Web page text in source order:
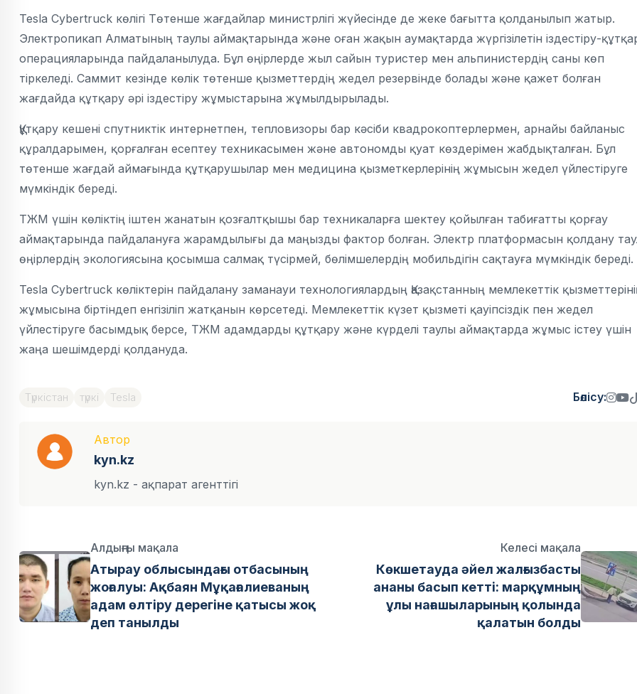
Tesla Cybertruck көлігі Төтенше жағдайлар министрлігі жүйесінде де жеке бағытта қолданылып жатыр.
Электропикап Алматының таулы аймақтарында және оған жақын аумақтарда жүргізілетін іздестіру-
операцияларында пайдаланылуда. Бұл өңірлерде жыл сайын туристер мен альпинистердің саны көп
тіркеледі. Саммит кезінде көлік төтенше қызметтердің жедел резервінде болады және қажет болған
жағдайда құтқару әрі іздестіру жұмыстарына жұмылдырылады.
Құтқару кешені спутниктік интернетпен, тепловизоры бар кәсіби квадрокоптерлермен, арнайы байланыс
құралдарымен, қорғалған есептеу техникасымен және автономды қуат көздерімен жабдықталған. Бұл
төтенше жағдай аймағында құтқарушылар мен медицина қызметкерлерінің жұмысын жедел үйлестіруге
мүмкіндік береді.
ТЖМ үшін көліктің іштен жанатын қозғалтқышы бар техникаларға шектеу қойылған табиғатты қорғау
аймақтарында пайдалануға жарамдылығы да маңызды фактор болған. Электр платформасын қолдану
өңірлердің экологиясына қосымша салмақ түсірмей, бөлімшелердің мобильдігін сақтауға мүмкіндік береді.
Tesla Cybertruck көліктерін пайдалану заманауи технологиялардың Қазақстанның мемлекеттік
жұмысына біртіндеп енгізіліп жатқанын көрсетеді. Мемлекеттік күзет қызметі қауіпсіздік пен жедел
үйлестіруге басымдық берсе, ТЖМ адамдарды құтқару және күрделі таулы аймақтарда жұмыс істеу үшін
жаңа шешімдерді қолдануда.
Түркістан түркі Tesla Бөлісу:
Автор
kyn.kz
kyn.kz - ақпарат агенттігі
Алдыңғы мақала
Атырау облысындағы отбасының
жоғалуы: Ақбаян Мұқағалиеваның
адам өлтіру дерегіне қатысы жоқ
деп танылды
Келесі мақала
Көкшетауда әйел жалғызбасты
ананы басып кетті: марқұмның
ұлы нағашыларының қолында
қалатын болды